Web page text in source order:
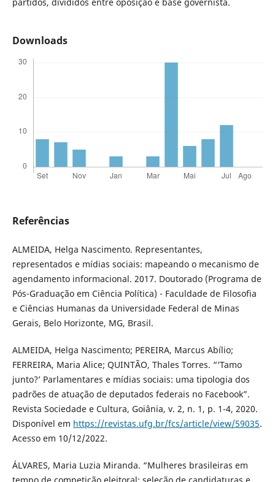
Downloads
Referências
ALMEIDA, Helga Nascimento. Representantes,
representados e mídias sociais: mapeando o mecanismo de
agendamento informacional. 2017. Doutorado (Programa de
Pós-Graduação em Ciência Política) - Faculdade de Filosofia
e Ciências Humanas da Universidade Federal de Minas
Gerais, Belo Horizonte, MG, Brasil.
ALMEIDA, Helga Nascimento; PEREIRA, Marcus Abílio;
FERREIRA, Maria Alice; QUINTÃO, Thales Torres. “‘Tamo
junto?’ Parlamentares e mídias sociais: uma tipologia dos
padrões de atuação de deputados federais no Facebook”.
Revista Sociedade e Cultura, Goiânia, v. 2, n. 1, p. 1-4, 2020.
Disponível em https://revistas.ufg.br/fcs/article/view/59035.
Acesso em 10/12/2022.
ÁLVARES, Maria Luzia Miranda. “Mulheres brasileiras em